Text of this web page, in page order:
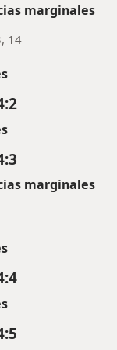
marginales
14
marginales